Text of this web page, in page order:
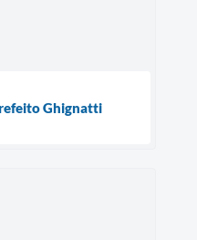
Ghignatti